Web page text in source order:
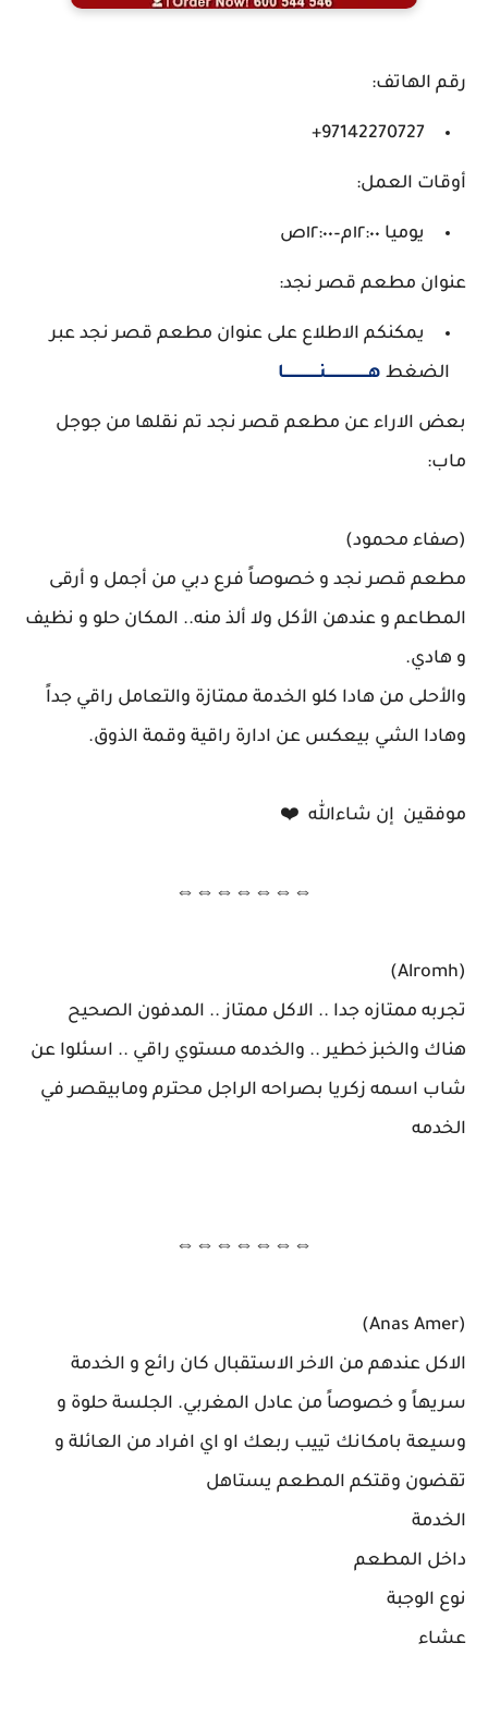
رقم الهاتف:
97142270727+
أوقات العمل:
يوميا ١٢:٠٠م–١٢:٠٠ص
عنوان مطعم قصر نجد:
يمكنكم الاطلاع على عنوان مطعم قصر نجد عبر
الضغط هـــــــــــــــــــنــــــــــــــــا
بعض الاراء عن مطعم قصر نجد تم نقلها من جوجل
ماب:
(صفاء محمود)
مطعم قصر نجد و خصوصاً فرع دبي من أجمل و أرقى
المطاعم و عندهن الأكل ولا ألذ منه.. المكان حلو و نظيف
و هادي.
والأحلى من هادا كلو الخدمة ممتازة والتعامل راقي جداً
وهادا الشي بيعكس عن ادارة راقية وقمة الذوق.
موفقين إن شاءالله ❤️
⇔⇔⇔⇔⇔⇔⇔
(Alromh)
تجربه ممتازه جدا .. الاكل ممتاز .. المدفون الصحيح
هناك والخبز خطير .. والخدمه مستوي راقي .. اسئلوا عن
شاب اسمه زكريا بصراحه الراجل محترم ومابيقصر في
الخدمه
⇔⇔⇔⇔⇔⇔⇔
(Anas Amer)
الاكل عندهم من الاخر الاستقبال كان رائع و الخدمة
سريهاً و خصوصاً من عادل المغربي. الجلسة حلوة و
وسيعة بامكانك تييب ربعك او اي افراد من العائلة و
تقضون وقتكم المطعم يستاهل
الخدمة
داخل المطعم
نوع الوجبة
عشاء